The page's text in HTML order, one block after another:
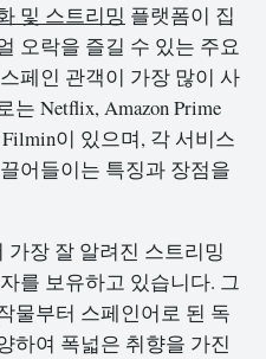
및 스트리밍 플랫폼이 집
오락을 즐길 수 있는 주요
페인 관객이 가장 많이 사
Netflix, Amazon Prime
Filmin이 있으며, 각 서비스
어들이는 특징과 장점을
장 잘 알려진 스트리밍
를 보유하고 있습니다. 그
물부터 스페인어로 된 독
하여 폭넓은 취향을 가진